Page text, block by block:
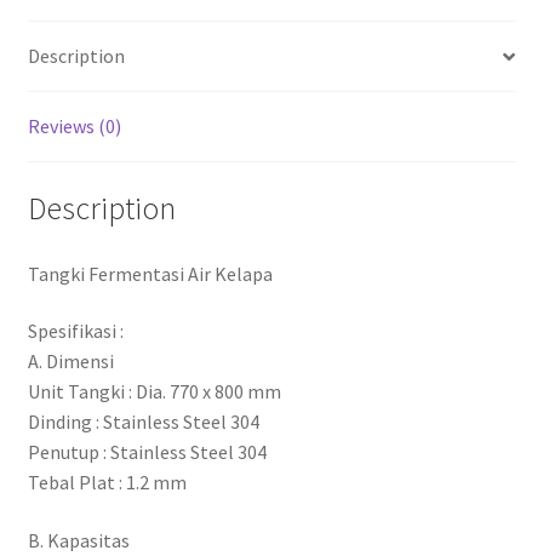
Description
Reviews (0)
Description
Tangki Fermentasi Air Kelapa
Spesifikasi :
A. Dimensi
Unit Tangki : Dia. 770 x 800 mm
Dinding : Stainless Steel 304
Penutup : Stainless Steel 304
Tebal Plat : 1.2 mm
B. Kapasitas